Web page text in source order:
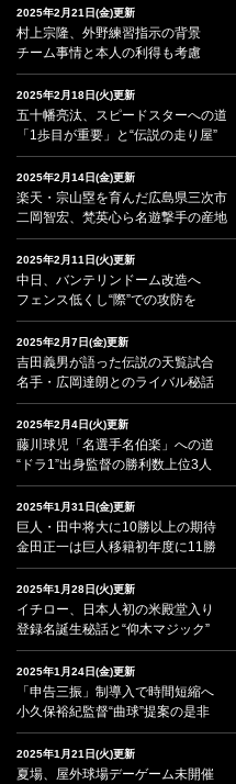
2025年2月21日(金)更新
村上宗隆、外野練習指示の背景
チーム事情と本人の利得も考慮
2025年2月18日(火)更新
五十幡亮汰、スピードスターへの道
「1歩目が重要」と“伝説の走り屋”
2025年2月14日(金)更新
楽天・宗山塁を育んだ広島県三次市
二岡智宏、梵英心ら名遊撃手の産地
2025年2月11日(火)更新
中日、バンテリンドーム改造へ
フェンス低くし“際”での攻防を
2025年2月7日(金)更新
吉田義男が語った伝説の天覧試合
名手・広岡達朗とのライバル秘話
2025年2月4日(火)更新
藤川球児「名選手名伯楽」への道
“ドラ1”出身監督の勝利数上位3人
2025年1月31日(金)更新
巨人・田中将大に10勝以上の期待
金田正一は巨人移籍初年度に11勝
2025年1月28日(火)更新
イチロー、日本人初の米殿堂入り
登録名誕生秘話と“仰木マジック”
2025年1月24日(金)更新
「申告三振」制導入で時間短縮へ
小久保裕紀監督“曲球”提案の是非
2025年1月21日(火)更新
夏場、屋外球場デーゲーム未開催